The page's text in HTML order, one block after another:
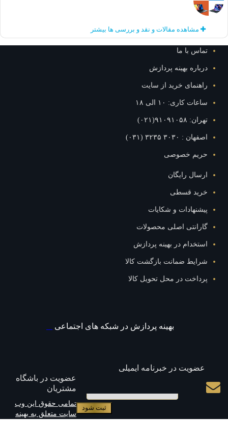
مشاهده مقالات و نقد و بررسی ها بیشتر
تماس با ما
درباره بهینه پردازش
راهنمای خرید از سایت
ساعات کاری: ۱۰ الی ۱۸
تهران: ۹۱۰۹۱۰۵۸(۰۲۱)
اصفهان : ۳۰۳۰ ۳۲۳۵ (۰۳۱)
حریم خصوصی
ارسال رایگان
خرید قسطی
پیشنهادات و شکایات
گارانتی اصلی محصولات
استخدام در بهینه پردازش
شرایط ضمانت بازگشت کالا
پرداخت در محل تحویل کالا
بهينه پردازش در شبکه های اجتماعی
عضویت در خبرنامه ایمیلی
عضویت در باشگاه
مشتریان
تمامی حقوق این وب
سایت متعلق به بهینه